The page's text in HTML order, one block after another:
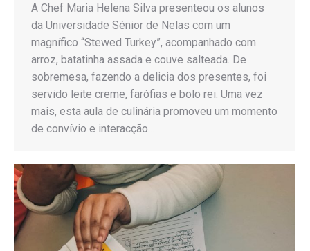
A Chef Maria Helena Silva presenteou os alunos
da Universidade Sénior de Nelas com um
magnífico “Stewed Turkey”, acompanhado com
arroz, batatinha assada e couve salteada. De
sobremesa, fazendo a delicia dos presentes, foi
servido leite creme, farófias e bolo rei. Uma vez
mais, esta aula de culinária promoveu um momento
de convívio e interacção…